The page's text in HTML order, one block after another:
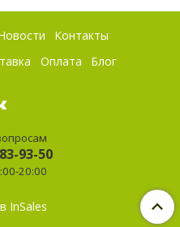
Контакты
Оплата Блог
93-50
20:00
InSales